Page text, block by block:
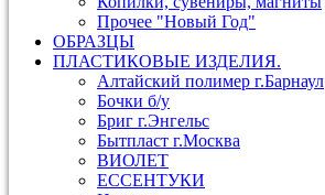
Прочее "Новый Год"
ОБРАЗЦЫ
ПЛАСТИКОВЫЕ ИЗДЕЛИЯ.
Алтайский полимер г.Барнаул
Бочки б/у
Бриг г.Энгельс
Бытпласт г.Москва
ВИОЛЕТ
ЕССЕНТУКИ